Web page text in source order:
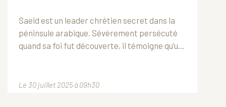
Saeid est un leader chrétien secret dans la
péninsule arabique. Sévèrement persécuté
quand sa foi fut découverte, il témoigne qu’u...
Le 30 juillet 2025 à 09h30